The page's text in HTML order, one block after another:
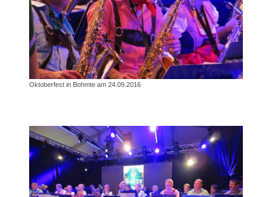
Oktoberfest in Bohmte am 24.09.2016